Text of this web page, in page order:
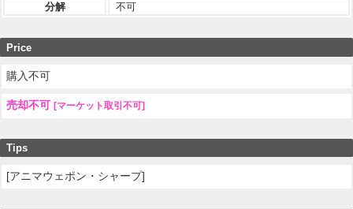
分解
不可
Price
購入不可
売却不可 [マーケット取引不可]
Tips
[アニマウェポン・シャープ]